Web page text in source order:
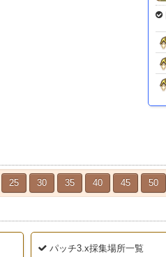
25 30 35 40 45 50
パッチ3.x採集場所一覧